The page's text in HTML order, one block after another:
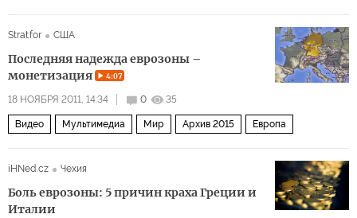
Stratfor США
Последняя надежда еврозоны –
монетизация
4:07
18 НОЯБРЯ 2011, 14:34 0 35
Видео Мультимедиа Мир Архив 2015 Европа
iHNed.cz Чехия
Боль еврозоны: 5 причин краха Греции и
Италии